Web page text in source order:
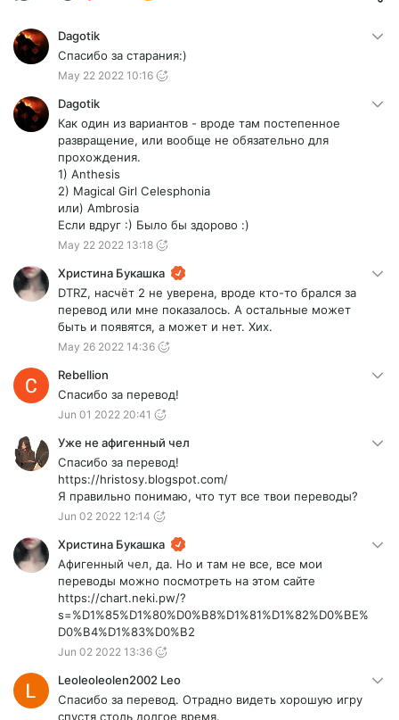
Dagotik
Спасибо за старания:)
May 22 2022 10:16
Dagotik
Как один из вариантов - вроде там постепенное
развращение, или вообще не обязательно для
прохождения.
1) Anthesis
2) Magical Girl Celesphonia
или) Ambrosia
Если вдруг :) Было бы здорово :)
May 22 2022 13:18
Христина Букашка
DTRZ, насчёт 2 не уверена, вроде кто-то брался за
перевод или мне показалось. А остальные может
быть и появятся, а может и нет. Хих.
May 26 2022 14:36
Rebellion
Спасибо за перевод!
Jun 01 2022 20:41
Уже не афигенный чел
Спасибо за перевод!
https://hristosy.blogspot.com/
Я правильно понимаю, что тут все твои переводы?
Jun 02 2022 12:14
Христина Букашка
Афигенный чел, да. Но и там не все, все мои
переводы можно посмотреть на этом сайте
https://chart.neki.pw/?
s=%D1%85%D1%80%D0%B8%D1%81%D1%82%D0%BE%
D0%B4%D1%83%D0%B2
Jun 02 2022 13:36
Leoleoleolen2002 Leo
Спасибо за перевод. Отрадно видеть хорошую игру
спустя столь долгое время.